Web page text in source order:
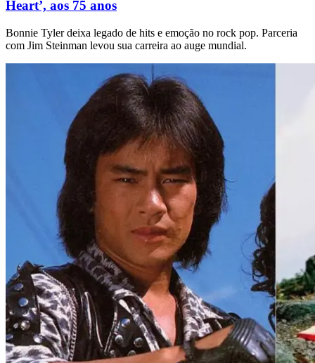
Heart’, aos 75 anos
Bonnie Tyler deixa legado de hits e emoção no rock pop. Parceria
com Jim Steinman levou sua carreira ao auge mundial.